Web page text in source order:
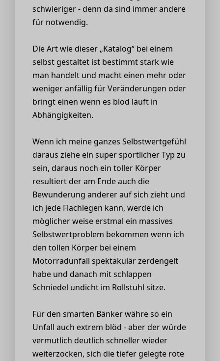
schwieriger - denn da sind immer andere
für notwendig.
Die Art wie dieser „Katalog“ bei einem
selbst gestaltet ist bestimmt stark wie
man handelt und macht einen mehr oder
weniger anfällig für Veränderungen oder
bringt einen wenn es blöd läuft in
Abhängigkeiten.
Wenn ich meine ganzes Selbstwertgefühl
daraus ziehe ein super sportlicher Typ zu
sein, daraus noch ein toller Körper
resultiert der am Ende auch die
Bewunderung anderer auf sich zieht und
ich jede Flachlegen kann, werde ich
möglicher weise erstmal ein massives
Selbstwertproblem bekommen wenn ich
den tollen Körper bei einem
Motorradunfall spektakulär zerdengelt
habe und danach mit schlappen
Schniedel undicht im Rollstuhl sitze.
Für den smarten Bänker währe so ein
Unfall auch extrem blöd - aber der würde
vermutlich deutlich schneller wieder
weiterzocken, sich die tiefer gelegte rote